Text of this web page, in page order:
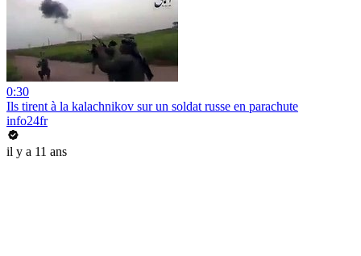
0:30
Ils tirent à la kalachnikov sur un soldat russe en parachute
info24fr
il y a 11 ans